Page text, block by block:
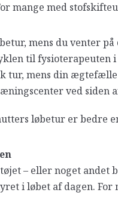
mange med
mens du venter
til fysioterapeuten
tur, mens din
ved siden
løbetur er bedre
– eller noget andet
i løbet af dagen. For